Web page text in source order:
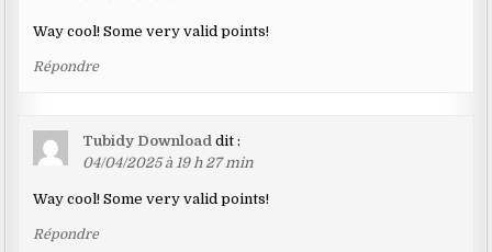
Way cool! Some very valid points!
Répondre
Tubidy Download dit :
04/04/2025 à 19 h 27 min
Way cool! Some very valid points!
Répondre